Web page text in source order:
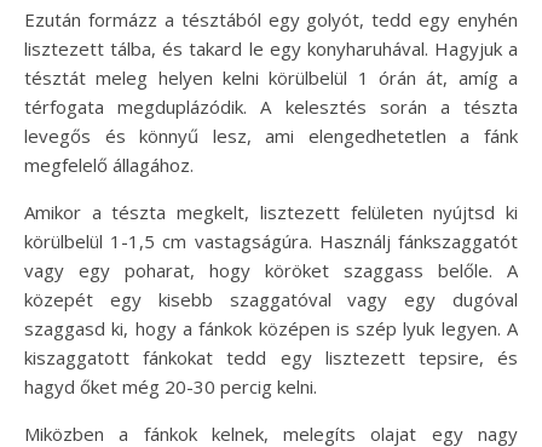
Ezután formázz a tésztából egy golyót, tedd egy enyhén
lisztezett tálba, és takard le egy konyharuhával. Hagyjuk a
tésztát meleg helyen kelni körülbelül 1 órán át, amíg a
térfogata megduplázódik. A kelesztés során a tészta
levegős és könnyű lesz, ami elengedhetetlen a fánk
megfelelő állagához.
Amikor a tészta megkelt, lisztezett felületen nyújtsd ki
körülbelül 1-1,5 cm vastagságúra. Használj fánkszaggatót
vagy egy poharat, hogy köröket szaggass belőle. A
közepét egy kisebb szaggatóval vagy egy dugóval
szaggasd ki, hogy a fánkok középen is szép lyuk legyen. A
kiszaggatott fánkokat tedd egy lisztezett tepsire, és
hagyd őket még 20-30 percig kelni.
Miközben a fánkok kelnek, melegíts olajat egy nagy